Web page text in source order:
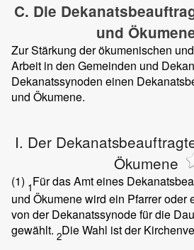
C. Die
und
Zur Stärkung der ökumenischen
Arbeit in den Gemeinden und
Dekanatssynoden einen
und Ökumene.
I. Der
Ökumene
(1) 1Für das Amt eines
und Ökumene wird ein Pfarrer oder
von der Dekanatssynode für die
gewählt. 2Die Wahl ist der